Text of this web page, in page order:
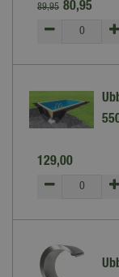
89,95 80,95
129,00